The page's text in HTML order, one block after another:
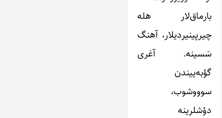
بارماق‌لار هله
چیرپینیردیلار، آهنگ
سَسینه. آغری
گؤبه‌ییندن
سوووشوب،
دؤشلرینه